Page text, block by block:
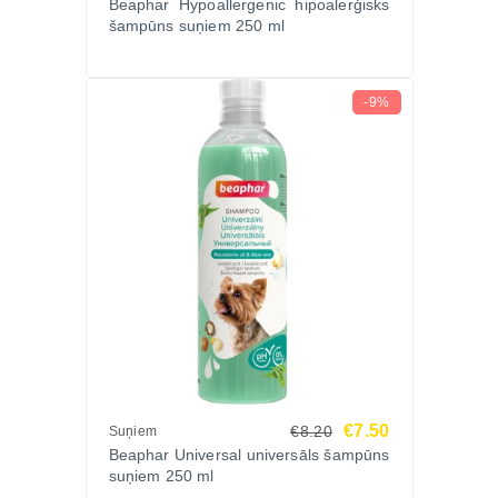
Maigs, pH neitrāls šampūns, piemērots jutīgai ādai.
Kliņģerīte mazina iekaisumu un veicina ādas
Alveja un makadāmijas eļļa mitrina un baro ādu.
Bez parabēniem un kairinošām vielām.
Piemērots regulārai lietošanai visām šķirnēm.
Kliņģerīšu ekstrakts (Calendula Officinalis) –
nomierina un palīdz dziedēt kairinātu ādu.
Alvejas ekstrakts (Aloe Vera) – mitrina un aizsargā
Makadāmijas eļļa (Macadamia Integrifolia) – stiprina
spalvas struktūru un nodrošina mirdzumu.
Lietošanas instrukcija
Samitriniet suņa kažoku ar siltu ūdeni.
Beaphar Hypoallergenic hipoalerģisks
šampūns suņiem 250 ml
-9%
Suņiem €8.20 €7.50
Beaphar Universal universāls šampūns
suņiem 250 ml